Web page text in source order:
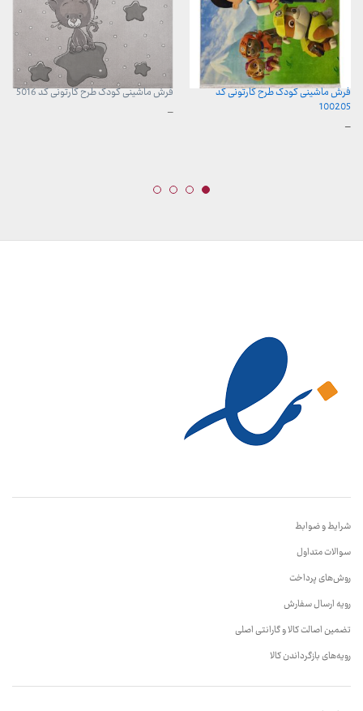
فرش ماشینی کودک طرح کارتونی کد
100205
–محدوده
فرش ماشینی کودک طرح کارتونی کد 5016
–محدوده
شرایط و ضوابط
سوالات متداول
روش‌های پرداخت
رویه ارسال سفارش
تضمین اصالت کالا و گارانتی اصلی
رویه‌های بازگرداندن کالا